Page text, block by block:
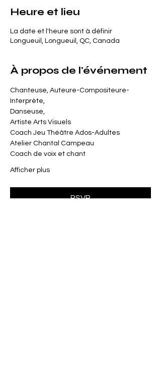
Heure et lieu
La date et l'heure sont à définir
Longueuil, Longueuil, QC, Canada
À propos de l'événement
Chanteuse, Auteure-Compositeure-
Interprète,
Danseuse,
Artiste Arts Visuels
Coach Jeu Théâtre Ados-Adultes
Atelier Chantal Campeau
Coach de voix et chant
Afficher plus
RSVP